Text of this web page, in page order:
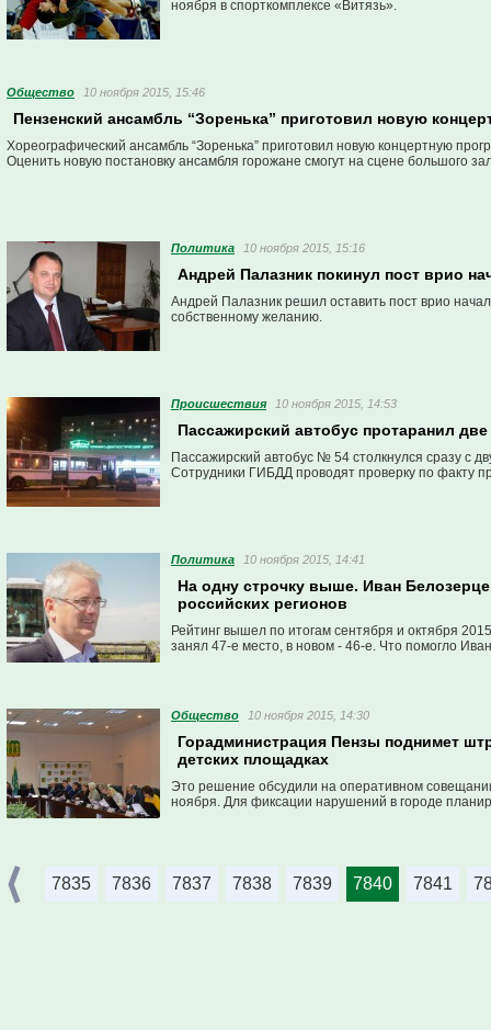
ноября в спорткомплексе «Витязь».
Общество 10 ноября 2015, 15:46
Пензенский ансамбль “Зоренька” приготовил новую
Хореографический ансамбль “Зоренька” приготовил новую концертную
Оценить новую постановку ансамбля горожане смогут на сцене большого
Политика 10 ноября 2015, 15:16
Андрей Палазник покинул пост врио
Андрей Палазник решил оставить пост врио
собственному желанию.
Проиcшествия 10 ноября 2015, 14:53
Пассажирский автобус протаранил
Пассажирский автобус № 54 столкнулся сразу с
Сотрудники ГИБДД проводят проверку по факту
Политика 10 ноября 2015, 14:41
На одну строчку выше. Иван
российских регионов
Рейтинг вышел по итогам сентября и октября
занял 47-е место, в новом - 46-е. Что помогло
Общество 10 ноября 2015, 14:30
Горадминистрация Пензы поднимет
детских площадках
Это решение обсудили на оперативном
ноября. Для фиксации нарушений в городе
7835 7836 7837 7838 7839 7840 7841